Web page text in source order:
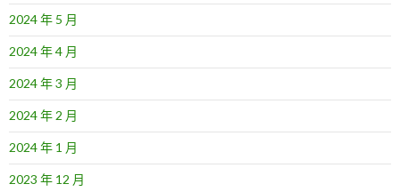
2024 年 5 月
2024 年 4 月
2024 年 3 月
2024 年 2 月
2024 年 1 月
2023 年 12 月